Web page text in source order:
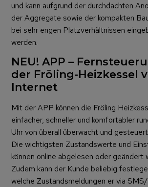
und kann aufgrund der durchdachten
der Aggregate sowie der kompakten
bei sehr engen Platzverhältnissen
werden.
NEU! APP –
der Fröling-Heizkessel
Internet
Mit der APP können die Fröling
einfacher, schneller und komfortabler
Uhr von überall überwacht und
Die wichtigsten Zustandswerte und
können online abgelesen oder geändert
Zudem kann der Kunde beliebig
welche Zustandsmeldungen er via